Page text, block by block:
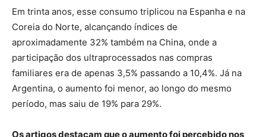
Em trinta anos, esse consumo triplicou na Espanha e na
Coreia do Norte, alcançando índices de
aproximadamente 32% também na China, onde a
participação dos ultraprocessados nas compras
familiares era de apenas 3,5% passando a 10,4%. Já na
Argentina, o aumento foi menor, ao longo do mesmo
período, mas saiu de 19% para 29%.
Os artigos destacam que o aumento foi percebido nos